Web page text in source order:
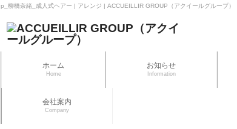
p_柳橋奈緒_成人式ヘアー | アレンジ | ACCUEILLIR GROUP（アクイールグループ）
ホーム
Home
お知らせ
Information
会社案内
Company